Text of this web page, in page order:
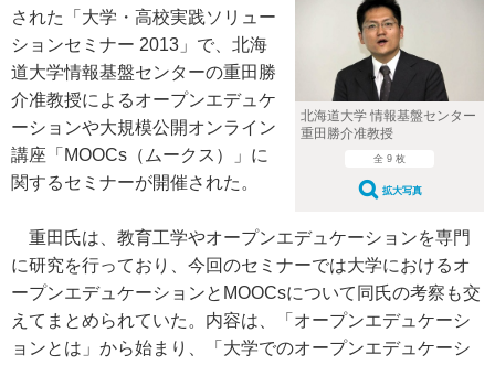
北海道大学 情報基盤センター
重田勝介准教授
全 9 枚
拡大写真
された「大学・高校実践ソリュー
ションセミナー 2013」で、北海
道大学情報基盤センターの重田勝
介准教授によるオープンエデュケ
ーションや大規模公開オンライン
講座「MOOCs（ムークス）」に
関するセミナーが開催された。
重田氏は、教育工学やオープンエデュケーションを専門
に研究を行っており、今回のセミナーでは大学におけるオ
ープンエデュケーションとMOOCsについて同氏の考察も交
えてまとめられていた。内容は、「オープンエデュケーシ
ョンとは」から始まり、「大学でのオープンエデュケーシ